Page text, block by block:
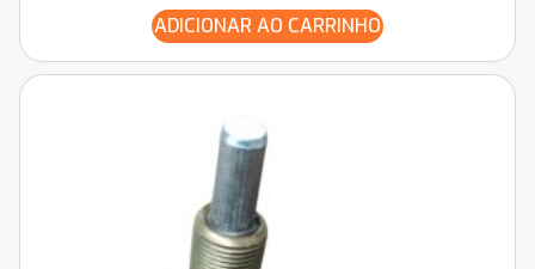
ADICIONAR AO CARRINHO